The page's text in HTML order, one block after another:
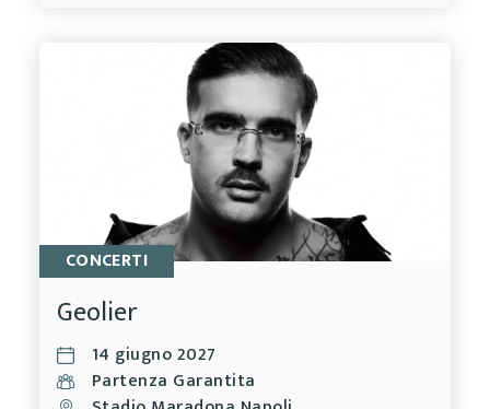
CONCERTI
Geolier
14 giugno 2027
Partenza Garantita